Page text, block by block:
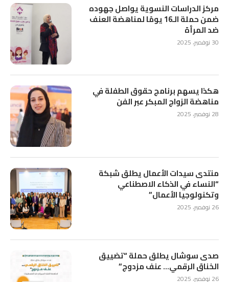
مركز الدراسات النسوية يواصل جهوده
ضمن حملة الـ16 يومًا لمناهضة العنف
ضد المرأة
30 نوفمبر، 2025
هكذا يسهم برنامج حقوق الطفلة في
مناهضة الزواج المبكر عبر الفن
28 نوفمبر، 2025
منتدى سيدات الأعمال يطلق شبكة
“النساء في الذكاء الاصطناعي
وتكنولوجيا الأعمال”
26 نوفمبر، 2025
صدى سوشال يطلق حملة “تضييق
الخناق الرقمي… عنف مزدوج”
26 نوفمبر، 2025